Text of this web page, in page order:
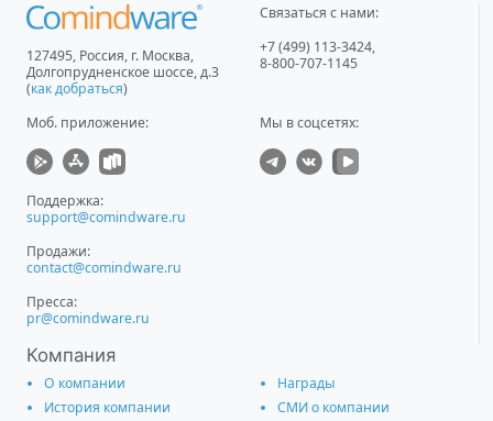
127495, Россия, г. Москва,
Долгопрудненское шоссе, д.3
(как добраться)
Связаться с нами:
+7 (499) 113-3424,
8-800-707-1145
Моб. приложение: Мы в соцсетях:
Поддержка:
support@comindware.ru
Продажи:
contact@comindware.ru
Пресса:
pr@comindware.ru
Компания
О компании
История компании
Награды
СМИ о компании